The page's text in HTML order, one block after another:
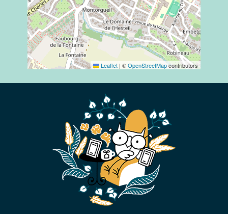
Leaflet | ©OpenStreetMapcontributors